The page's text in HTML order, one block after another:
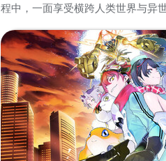
程中，一面享受横跨人类世界与异